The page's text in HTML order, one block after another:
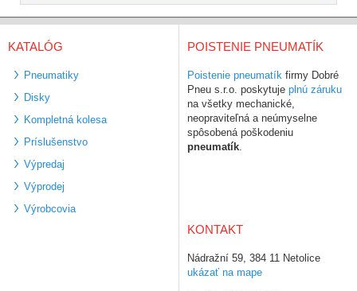
KATALÓG
Pneumatiky
Disky
Kompletná kolesa
Príslušenstvo
Výpredaj
Výprodej
Výrobcovia
POISTENIE PNEUMATÍK
Poistenie pneumatík firmy Dobré
Pneu s.r.o. poskytuje plnú záruku
na všetky mechanické,
neopraviteľná a neúmyselne
spôsobená poškodeniu
pneumatík
KONTAKT
Nádražní 59, 384 11 Netolice
ukázať na mape